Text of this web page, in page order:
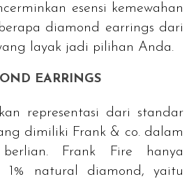
esensi kemewahan
diamond earrings dari
layak jadi pilihan Anda.
EARRINGS
representasi dari standar
dimiliki Frank & co. dalam
Frank Fire hanya
1% natural diamond, yaitu